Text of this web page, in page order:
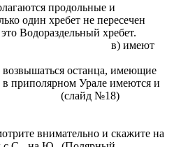
продольные и
один хребет не пересечен
Водораздельный хребет.
останца, имеющие
в приполярном Урале имеются и
(слайд №18)
внимательно и скажите на